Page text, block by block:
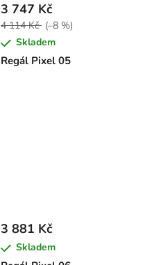
Regál Pixel 05
3 747 Kč
4 114 Kč (–8 %)
Skladem
3 881 Kč
Skladem